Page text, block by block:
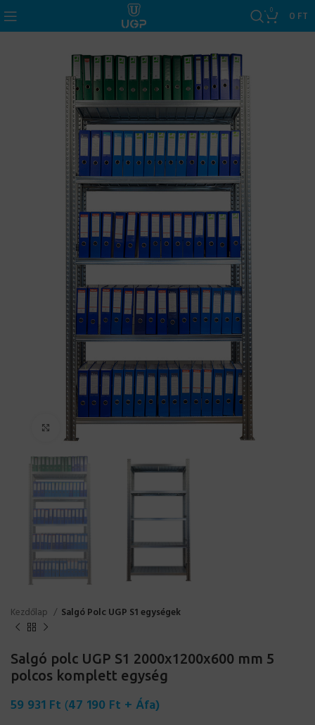
0 0 FT
Click to enlarge
Kezdőlap Salgó Polc UGP S1 egységek
Salgó polc UGP S1 2000x1200x600 mm 5
polcos komplett egység
59 931 Ft (47 190 Ft + Áfa)